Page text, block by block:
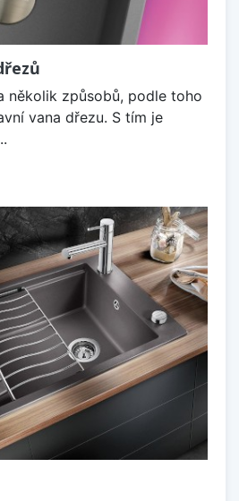
několik způsobů, podle toho
vana dřezu. S tím je